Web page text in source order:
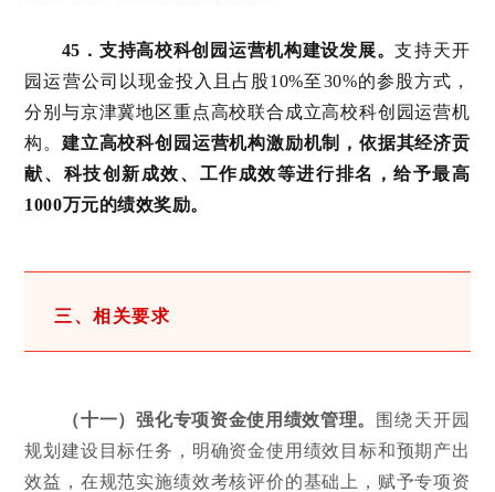
45．支持高校科创园运营机构建设发展。支持天开
园运营公司以现金投入且占股10%至30%的参股方式，
分别与京津冀地区重点高校联合成立高校科创园运营机
构。建立高校科创园运营机构激励机制，依据其经济贡
献、科技创新成效、工作成效等进行排名，给予最高
1000万元的绩效奖励。
三、相关要求
（十一）强化专项资金使用绩效管理。
围绕天开园
规划建设目标任务，明确资金使用绩效目标和预期产出
效益，在规范实施绩效考核评价的基础上，赋予专项资